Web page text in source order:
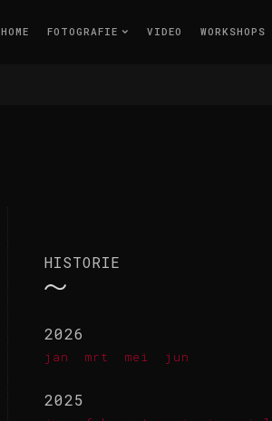
HOME FOTOGRAFIE VIDEO WORKSHOPS
HISTORIE
2026
jan mrt mei jun
2025